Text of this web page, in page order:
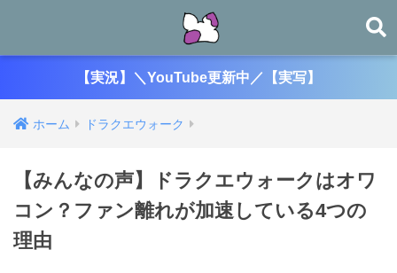
【実況】＼YouTube更新中／【実写】
ホーム ドラクエウォーク
【みんなの声】ドラクエウォークはオワ
コン？ファン離れが加速している4つの
理由